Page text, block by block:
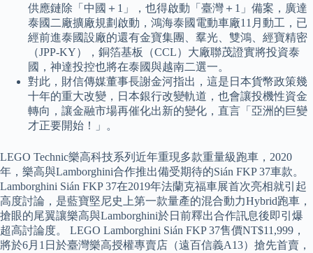
供應鏈除「中國＋1」，也得啟動「臺灣＋1」備案，廣達
泰國二廠擴廠規劃啟動，鴻海泰國電動車廠11月動工，已
經前進泰國設廠的還有金寶集團、羣光、雙鴻、經寶精密
（JPP-KY），銅箔基板（CCL）大廠聯茂證實將投資泰
國，神達投控也將在泰國與越南二選一。
對此，財信傳媒董事長謝金河指出，這是日本貨幣政策幾
十年的重大改變，日本銀行改變軌道，也會讓投機性資金
轉向，讓金融市場再催化出新的變化，直言「亞洲的巨變
才正要開始！」。
LEGO Technic樂高科技系列近年重現多款重量級跑車，2020
年，樂高與Lamborghini合作推出備受期待的Sián FKP 37車款。
Lamborghini Sián FKP 37在2019年法蘭克福車展首次亮相就引起
高度討論，是藍寶堅尼史上第一款量產的混合動力Hybrid跑車，
搶眼的尾翼讓樂高與Lamborghini於日前釋出合作訊息後即引爆
超高討論度。 LEGO Lamborghini Sián FKP 37售價NT$11,999，
將於6月1日於臺灣樂高授權專賣店（遠百信義A13）搶先首賣，